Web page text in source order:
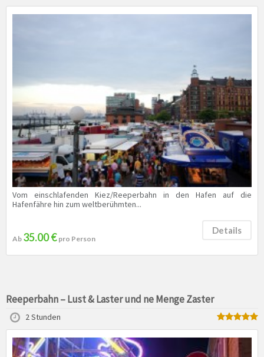
Vom einschlafenden Kiez/Reeperbahn in den Hafen auf die
Hafenfähre hin zum weltberühmten...
Ab 35.00 € pro Person
Details
Reeperbahn – Lust & Laster und ne Menge Zaster
2 Stunden